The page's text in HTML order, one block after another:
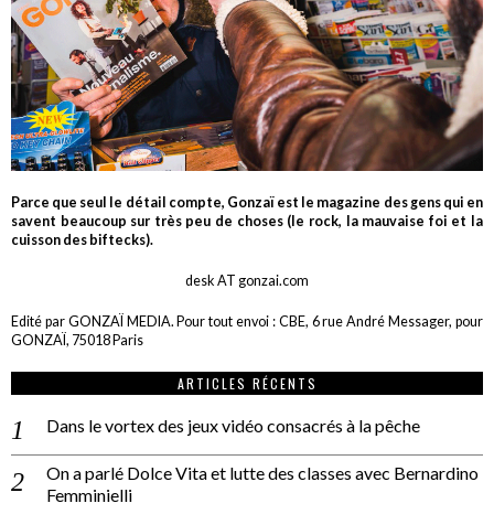
Parce que seul le détail compte, Gonzaï est le magazine des gens qui en
savent beaucoup sur très peu de choses (le rock, la mauvaise foi et la
cuisson des biftecks).
desk AT gonzai.com
Edité par GONZAÏ MEDIA. Pour tout envoi : CBE, 6 rue André Messager, pour
GONZAÏ, 75018 Paris
ARTICLES RÉCENTS
Dans le vortex des jeux vidéo consacrés à la pêche
On a parlé Dolce Vita et lutte des classes avec Bernardino
Femminielli